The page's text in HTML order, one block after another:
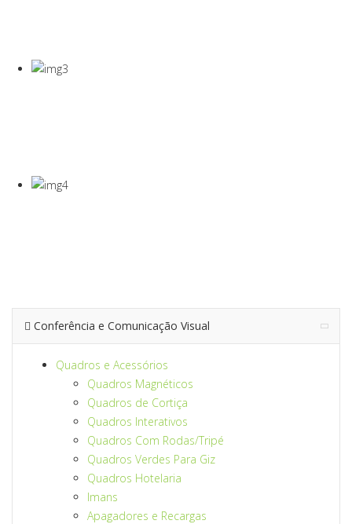
Conferência e Comunicação Visual
Quadros e Acessórios
Quadros Magnéticos
Quadros de Cortiça
Quadros Interativos
Quadros Com Rodas/Tripé
Quadros Verdes Para Giz
Quadros Hotelaria
Imans
Apagadores e Recargas